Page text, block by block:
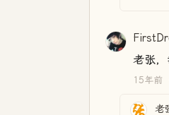
老张
15年前
老